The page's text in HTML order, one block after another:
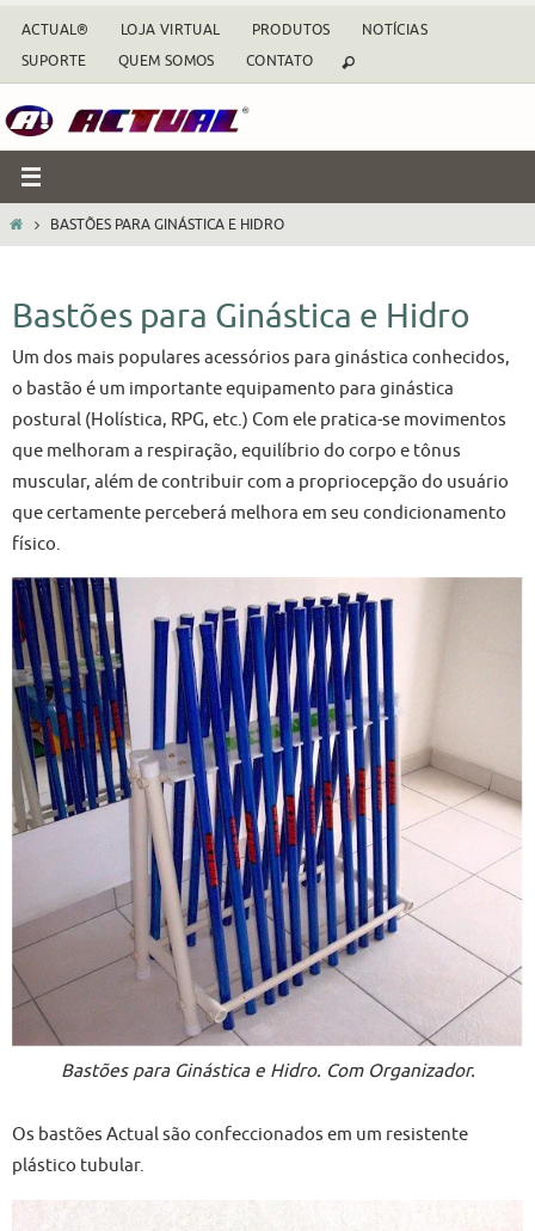
Skip
content
ACTUAL® LOJA VIRTUAL PRODUTOS
NOTÍCIAS
SUPORTE
QUEM SOMOS CONTATO
HOMEBASTÕES PARA GINÁSTICA E HIDRO
Bastões para Ginástica e Hidro
Um dos mais populares acessórios para ginástica conhecidos,
o bastão é um importante equipamento para ginástica
postural (Holística, RPG, etc.) Com ele pratica-se movimentos
que melhoram a respiração, equilíbrio do corpo e tônus
muscular, além de contribuir com a propriocepção do usuário
que certamente perceberá melhora em seu condicionamento
físico.
Bastões para Ginástica e Hidro. Com Organizador.
Os bastões Actual são confeccionados em um resistente
plástico tubular.